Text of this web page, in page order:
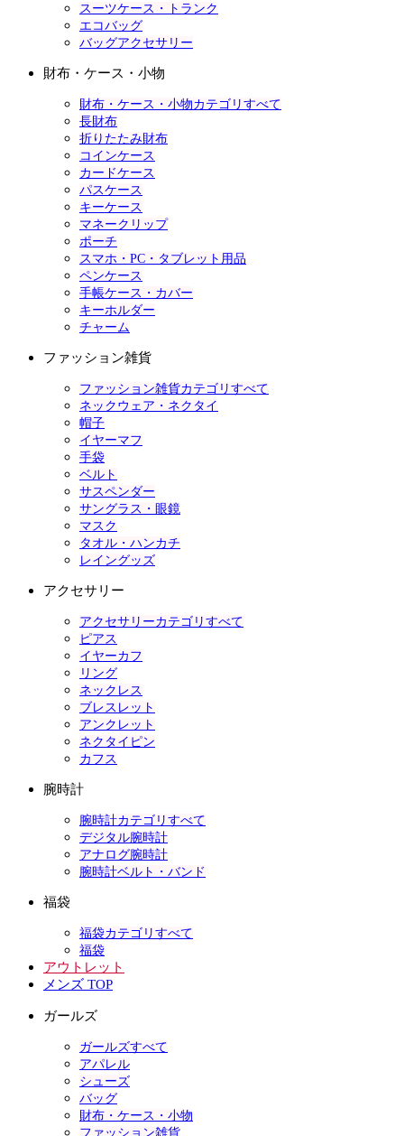
スーツケース・トランク
エコバッグ
バッグアクセサリー
財布・ケース・小物
財布・ケース・小物カテゴリすべて
長財布
折りたたみ財布
コインケース
カードケース
パスケース
キーケース
マネークリップ
ポーチ
スマホ・PC・タブレット用品
ペンケース
手帳ケース・カバー
キーホルダー
チャーム
ファッション雑貨
ファッション雑貨カテゴリすべて
ネックウェア・ネクタイ
帽子
イヤーマフ
手袋
ベルト
サスペンダー
サングラス・眼鏡
マスク
タオル・ハンカチ
レイングッズ
アクセサリー
アクセサリーカテゴリすべて
ピアス
イヤーカフ
リング
ネックレス
ブレスレット
アンクレット
ネクタイピン
カフス
腕時計
腕時計カテゴリすべて
デジタル腕時計
アナログ腕時計
腕時計ベルト・バンド
福袋
福袋カテゴリすべて
福袋
アウトレット
メンズ TOP
ガールズ
ガールズすべて
アパレル
シューズ
バッグ
財布・ケース・小物
ファッション雑貨